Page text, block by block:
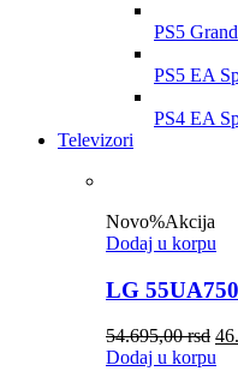
PS5
PS5 EA
PS4 EA
Televizori
Novo%Akcija
Dodaj u korpu
LG
54.695,00rsd
Dodaj u korpu